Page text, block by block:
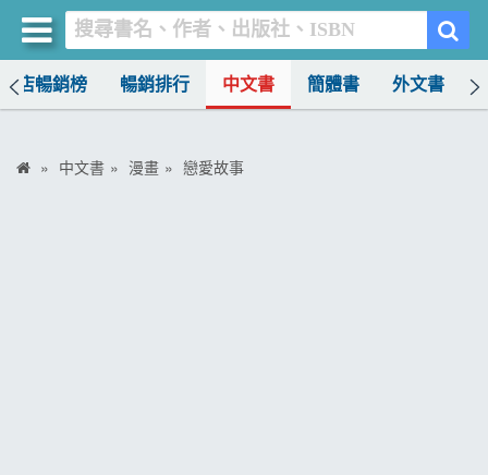
書店暢銷榜 暢銷排行 中文書 簡體書 外文書
中文書 漫畫 戀愛故事
買書網
首頁